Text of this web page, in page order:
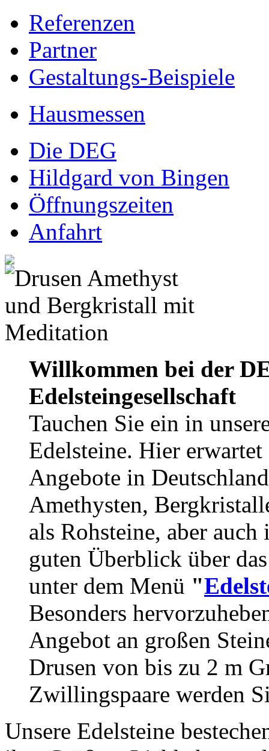
Referenzen
Partner
Gestaltungs-Beispiele
Hausmessen
Die DEG
Hildgard von Bingen
Öffnungszeiten
Anfahrt
Willkommen bei der
Edelsteingesellschaft
Tauchen Sie ein in
Edelsteine. Hier
Angebote in
Amethysten,
als Rohsteine, aber
guten Überblick über
unter dem Menü "
Besonders
Angebot an großen
Drusen von bis zu 2 m
Zwillingspaare werden
Unsere Edelsteine